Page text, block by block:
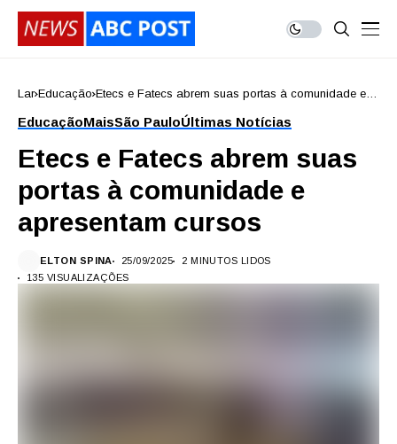
Lar Educação Etecs e Fatecs abrem suas portas à comunidade e
EducaçãoMaisSão PauloÚltimas Notícias
Etecs e Fatecs abrem suas
portas à comunidade e
apresentam cursos
ELTON SPINA 25/09/2025
2 MINUTOS LIDOS
135 VISUALIZAÇÕES